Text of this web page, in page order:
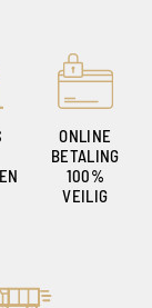
ONLINE
BETALING
100%
VEILIG